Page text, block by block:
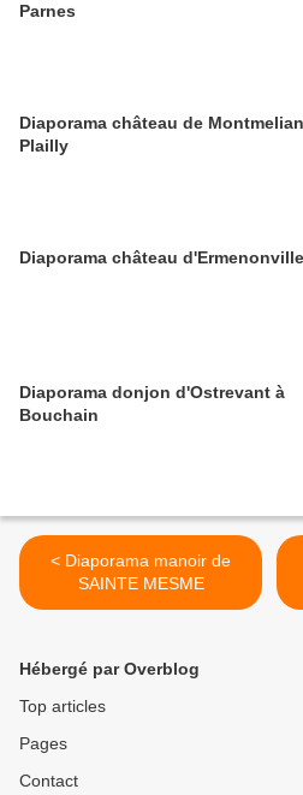
Parnes
Diaporama château de
Plailly
Diaporama château d'Ermenonville
Diaporama donjon d'Ostrevant à
Bouchain
< Diaporama manoir de
SAINTE MESME
Hébergé par Overblog
Top articles
Pages
Contact